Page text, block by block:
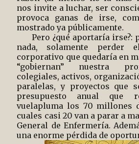
nos invite a luchar, ser
provoca ganas de irse,
mostrado ya públicamente.
Pero ¿qué aportaría irse?:
nada, solamente perder
corporativo que quedaría en
“gobiernan” nuestra
colegiales, activos,
paralelas, y proyectos que
presupuesto anual que
vuelapluma los 70 millones
cuales casi 20 van a parar a
General de Enfermería.
una enorme pérdida de